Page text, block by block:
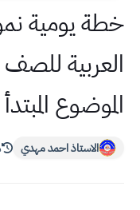
خطة يومية
العربية
الموضوع
الاستاذ احمد مهدي